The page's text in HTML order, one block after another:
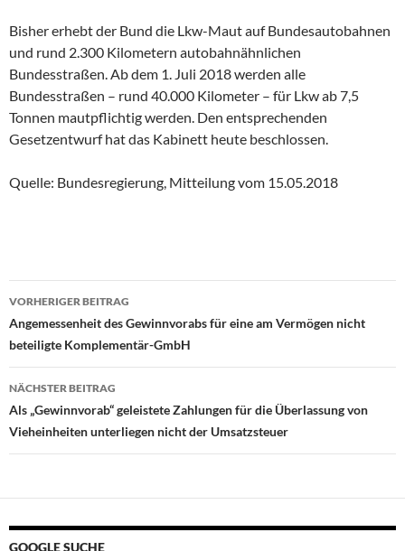
Bisher erhebt der Bund die Lkw-Maut auf Bundesautobahnen
und rund 2.300 Kilometern autobahnähnlichen
Bundesstraßen. Ab dem 1. Juli 2018 werden alle
Bundesstraßen – rund 40.000 Kilometer – für Lkw ab 7,5
Tonnen mautpflichtig werden. Den entsprechenden
Gesetzentwurf hat das Kabinett heute beschlossen.
Quelle: Bundesregierung, Mitteilung vom 15.05.2018
Beitragsnavigation
VORHERIGER BEITRAG
Angemessenheit des Gewinnvorabs für eine am Vermögen nicht
beteiligte Komplementär-GmbH
NÄCHSTER BEITRAG
Als „Gewinnvorab“ geleistete Zahlungen für die Überlassung von
Vieheinheiten unterliegen nicht der Umsatzsteuer
GOOGLE SUCHE